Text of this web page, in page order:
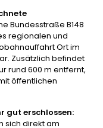
Bundesstraße B148
regionalen und
Ort im
Zusätzlich befindet
rund 600 m entfernt,
öffentlichen
gut erschlossen:
sich direkt am